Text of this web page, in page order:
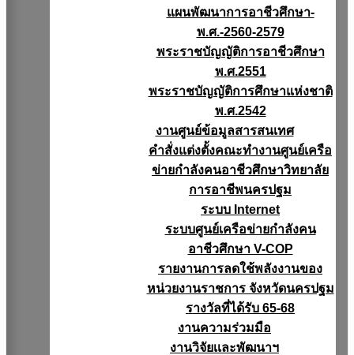
แผนพัฒนาการอาชีวศึกษา-
พ.ศ.-2560-2579
พระราชบัญญัติการอาชีวศึกษา
พ.ศ.2551
พระราชบัญญัติการศึกษาแห่งชาติ
พ.ศ.2542
งานศูนย์ข้อมูลสารสนเทศ
คำสั่งแต่งตั้งคณะทำงานศูนย์เครือ
ข่ายกำลังคนอาชีวศึกษาวิทยาลัย
การอาชีพนครปฐม
ระบบ Internet
ระบบศูนย์เครือข่ายกำลังคน
อาชีวศึกษา V-COP
รายงานการลดใช้พลังงานของ
หน่วยงานราชการ จังหวัดนครปฐม
รางวัลที่ได้รับ 65-68
งานความร่วมมือ
งานวิจัยเเละพัฒนาฯ